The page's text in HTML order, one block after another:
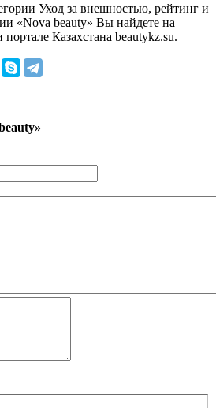
Уход за внешностью, рейтинг и
«Nova beauty» Вы найдете на
Казахстана beautykz.su.